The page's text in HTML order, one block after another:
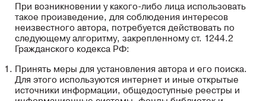
При возникновении у какого-либо лица использовать
такое произведение, для соблюдения интересов
неизвестного автора, потребуется действовать по
следующему алгоритму, закрепленному ст. 1244.2
Гражданского кодекса РФ:
Принять меры для установления автора и его поиска.
Для этого используются интернет и иные открытые
источники информации, общедоступные реестры и